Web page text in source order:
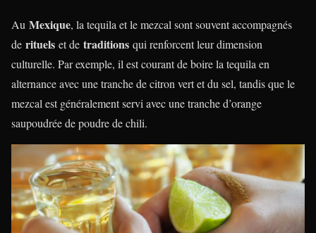
Au Mexique, la tequila et le mezcal sont souvent accompagnés
de rituels et de traditions qui renforcent leur dimension
culturelle. Par exemple, il est courant de boire la tequila en
alternance avec une tranche de citron vert et du sel, tandis que le
mezcal est généralement servi avec une tranche d’orange
saupoudrée de poudre de chili.